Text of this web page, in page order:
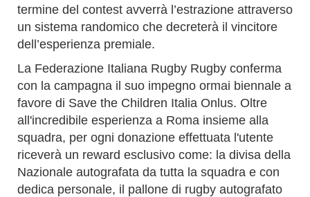
termine del contest avverrà l’estrazione attraverso
un sistema randomico che decreterà il vincitore
dell’esperienza premiale.
La Federazione Italiana Rugby Rugby conferma
con la campagna il suo impegno ormai biennale a
favore di Save the Children Italia Onlus. Oltre
all'incredibile esperienza a Roma insieme alla
squadra, per ogni donazione effettuata l'utente
riceverà un reward esclusivo come: la divisa della
Nazionale autografata da tutta la squadra e con
dedica personale, il pallone di rugby autografato